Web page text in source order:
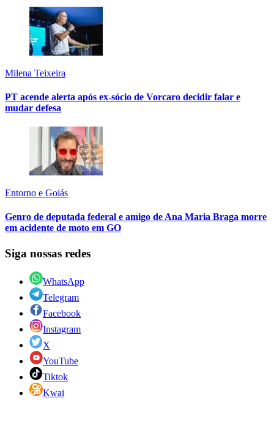
Milena Teixeira
PT acende alerta após ex-sócio de Vorcaro decidir falar e
mudar defesa
Entorno e Goiás
Genro de deputada federal e amigo de Ana Maria Braga morre
em acidente de moto em GO
Siga nossas redes
WhatsApp
Telegram
Facebook
Instagram
X
YouTube
Tiktok
Kwai